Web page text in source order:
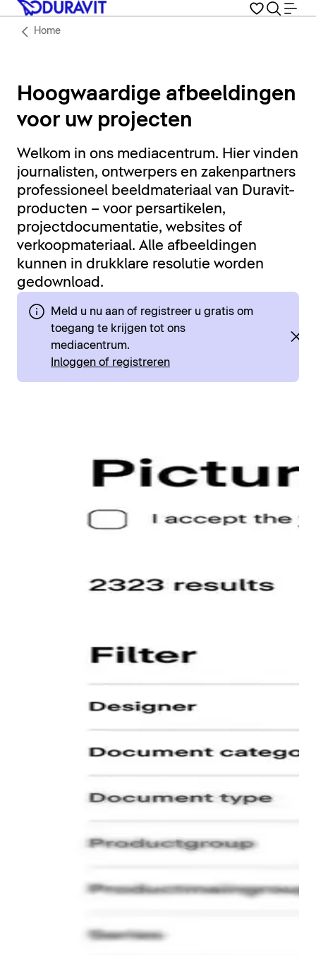
Home
Hoogwaardige afbeeldingen
voor uw projecten
Welkom in ons mediacentrum. Hier vinden
journalisten, ontwerpers en zakenpartners
professioneel beeldmateriaal van Duravit-
producten – voor persartikelen,
projectdocumentatie, websites of
verkoopmateriaal. Alle afbeeldingen
kunnen in drukklare resolutie worden
gedownload.
Meld u nu aan of registreer u gratis om
toegang te krijgen tot ons
mediacentrum.
Inloggen of registreren